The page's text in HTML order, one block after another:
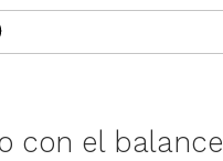
con el balance